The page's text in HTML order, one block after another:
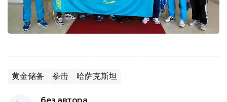
黄金储备 拳击 哈萨克斯坦